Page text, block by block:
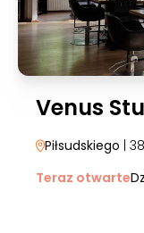
Venus
Piłsudskiego | 38
Teraz otwarte